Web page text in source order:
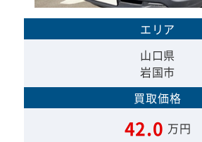
エリア
山口県
岩国市
買取価格
42.0 万円